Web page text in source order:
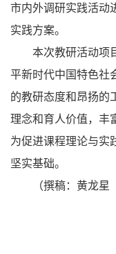
市内外调研实践活动
实践方案。
本次教研活动项
平新时代中国特色社
的教研态度和昂扬的
理念和育人价值，丰
为促进课程理论与实
坚实基础。
（撰稿：黄龙